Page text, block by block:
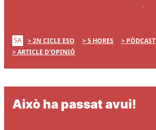
SA 2N CICLE ESO 5 HORES
PÒDCAST
ARTICLE D'OPINIÓ
Això ha passat avui!